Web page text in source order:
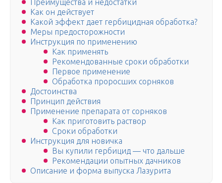
Преимущества и недостатки
Как он действует
Какой эффект дает гербицидная обработка?
Меры предосторожности
Инструкция по применению
Как применять
Рекомендованные сроки обработки
Первое применение
Обработка проросших сорняков
Достоинства
Принцип действия
Применение препарата от сорняков
Как приготовить раствор
Сроки обработки
Инструкция для новичка
Вы купили гербицид — что дальше
Рекомендации опытных дачников
Описание и форма выпуска Лазурита